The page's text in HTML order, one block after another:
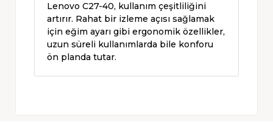
Lenovo C27-40, kullanım çeşitliliğini
artırır. Rahat bir izleme açısı sağlamak
için eğim ayarı gibi ergonomik özellikler,
uzun süreli kullanımlarda bile konforu
ön planda tutar.